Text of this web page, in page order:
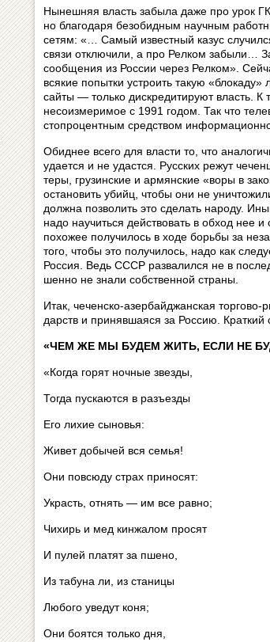
Нынешняя власть забыла даже про урок
но благодаря безобидным научным
сетям: «… Самый известный казус
связи отключили, а про Релком за­бы­ли…
сообщения из России через Релком».
всякие попытки устроить такую
сайты — только дискредитируют власть.
несоизмеримое с 1991 годом. Так что
стопроцентным средством
Обиднее всего для власти то, что
удается и не удастся. Русских режут
те­ры, грузинские и армянские «воры в
остановить убийц, чтобы они не
должна позволить это сделать народу.
надо научиться действовать в обход нее
похожее получилось в ходе борьбы за
того, чтобы это получилось, надо как
Россия. Ведь СССР развалился не в
шен­но не знали собственной страны.
Итак, чеченско-азербайджанская
дарств и принявшаяся за Россию. Краткий
«ЧЕМ ЖЕ МЫ БУДЕМ ЖИТЬ, ЕСЛИ НЕ
«Когда горят ночные звезды,
Тогда пускаются в разъезды
Его лихие сыновья:
Живет добычей вся семья!
Они повсюду страх приносят:
Украсть, отнять — им все равно;
Чихирь и мед кинжалом просят
И пулей платят за пшено,
Из табуна ли, из станицы
Любого уведут коня;
Они боятся только дня,